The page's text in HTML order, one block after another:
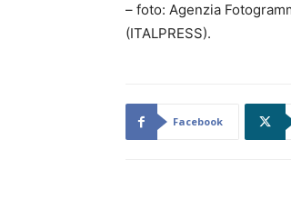
– foto: Agenzia
(ITALPRESS).
Facebook